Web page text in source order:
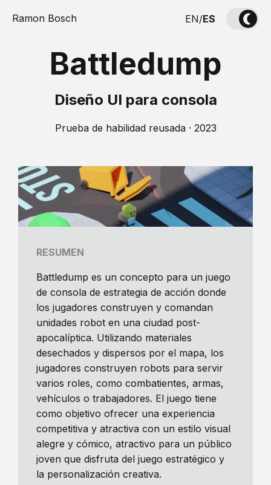
Ramon Bosch EN/ES
Battledump
Diseño UI para consola
Prueba de habilidad reusada · 2023
RESUMEN
Battledump es un concepto para un juego
de consola de estrategia de acción donde
los jugadores construyen y comandan
unidades robot en una ciudad post-
apocalíptica. Utilizando materiales
desechados y dispersos por el mapa, los
jugadores construyen robots para servir
varios roles, como combatientes, armas,
vehículos o trabajadores. El juego tiene
como objetivo ofrecer una experiencia
competitiva y atractiva con un estilo visual
alegre y cómico, atractivo para un público
joven que disfruta del juego estratégico y
la personalización creativa.